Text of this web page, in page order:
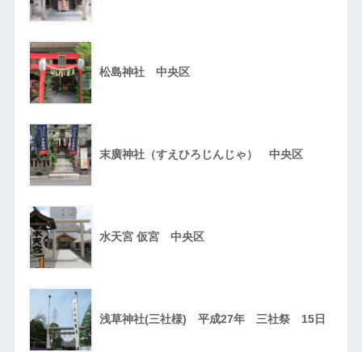
松島神社 中央区
末廣神社（すえひろじんじゃ） 中央区
水天宮 仮宮 中央区
浅草神社(三社様) 平成27年 三社祭 15日